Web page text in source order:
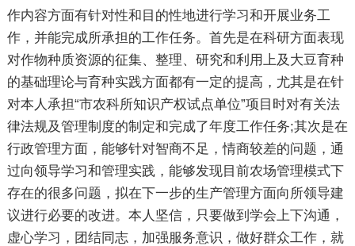
作内容方面有针对性和目的性地进行学习和开展业务工
作，并能完成所承担的工作任务。首先是在科研方面表现
对作物种质资源的征集、整理、研究和利用上及大豆育种
的基础理论与育种实践方面都有一定的提高，尤其是在针
对本人承担“市农科所知识产权试点单位”项目时对有关法
律法规及管理制度的制定和完成了年度工作任务;其次是在
行政管理方面，能够针对智商不足，情商较差的问题，通
过向领导学习和管理实践，能够发现目前农场管理模式下
存在的很多问题，拟在下一步的生产管理方面向所领导建
议进行必要的改进。本人坚信，只要做到学会上下沟通，
虚心学习，团结同志，加强服务意识，做好群众工作，就